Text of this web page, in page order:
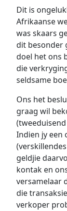
Dit is
Afrikaanse
was skaars
dit besonder
doel het ons
die
seldsame
Ons het
graag wil
Indien jy een
geldjie
kontak en
versamelaar
die
verkoper